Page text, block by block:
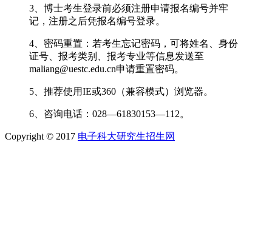
3、博士考生登录前必须注册申请报名编号并牢
记，注册之后凭报名编号登录。
4、密码重置：若考生忘记密码，可将姓名、身份
证号、报考类别、报考专业等信息发送至
maliang@uestc.edu.cn申请重置密码。
5、推荐使用IE或360（兼容模式）浏览器。
6、咨询电话：028—61830153—112。
Copyright © 2017 电子科大研究生招生网